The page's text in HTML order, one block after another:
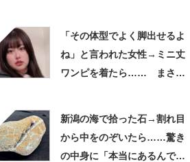
「その体型でよく脚出せるよ
ね」と言われた女性→ミニ丈
ワンピを着たら…… まさか
新潟の海で拾った石→割れ目
から中をのぞいたら……驚き
の中身に「本当にあるんです